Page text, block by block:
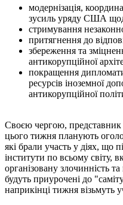
модернізація,
зусиль уряду США
стримування
притягнення до
збереження та
антикорупційної
покращення
ресурсів іноземної
антикорупційної
Своєю чергою,
цього тижня планують
які брали участь у діях, що
інститути по всьому світу,
організовану злочинність
будуть приурочені до
наприкінці тижня візьмуть